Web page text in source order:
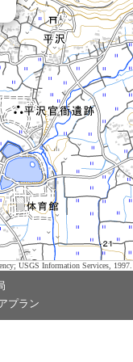
USGS Information Services, 1997.
プラン